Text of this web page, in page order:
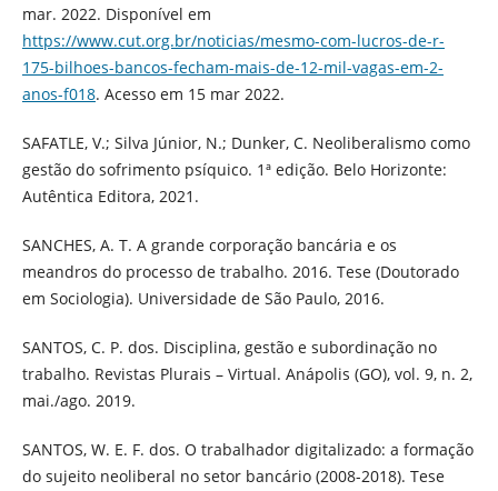
mar. 2022. Disponível em
https://www.cut.org.br/noticias/mesmo-com-lucros-de-r-
175-bilhoes-bancos-fecham-mais-de-12-mil-vagas-em-2-
anos-f018. Acesso em 15 mar 2022.
SAFATLE, V.; Silva Júnior, N.; Dunker, C. Neoliberalismo como
gestão do sofrimento psíquico. 1ª edição. Belo Horizonte:
Autêntica Editora, 2021.
SANCHES, A. T. A grande corporação bancária e os
meandros do processo de trabalho. 2016. Tese (Doutorado
em Sociologia). Universidade de São Paulo, 2016.
SANTOS, C. P. dos. Disciplina, gestão e subordinação no
trabalho. Revistas Plurais – Virtual. Anápolis (GO), vol. 9, n. 2,
mai./ago. 2019.
SANTOS, W. E. F. dos. O trabalhador digitalizado: a formação
do sujeito neoliberal no setor bancário (2008-2018). Tese